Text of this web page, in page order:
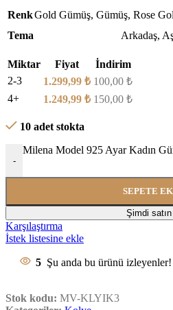
RenkGold Gümüş, Gümüş, Rose
Tema
Arkadaş,
Miktar Fiyat
İndirim
2-3
1.299,99 ₺ 100,00 ₺
4+
1.249,99 ₺ 150,00 ₺
10 adet stokta
-
Milena Model 925 Ayar Kadın
SEPETE
Şimdi satın
Karşılaştırma
İstek listesine ekle
5 Şu anda bu ürünü izleyenler!
Stok kodu: MV-KLYIK3